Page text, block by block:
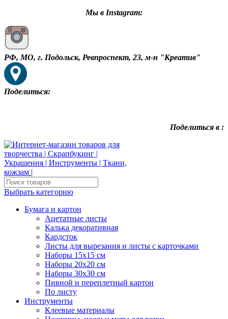
Мы в Instagram:
РФ, МО, г. Подольск, Ревпроспект, 23, м-н "Креатив"
Поделиться:
Поделиться в :
Выбрать категорию
Бумага и картон
Ацетатные листы
Калька декоративная
Кардсток
Листы для вырезания и листы с карточками
Наборы 15х15 см
Наборы 20х20 см
Наборы 30х30 см
Пивной и переплетный картон
По листу
Инструменты
Клеевые материалы